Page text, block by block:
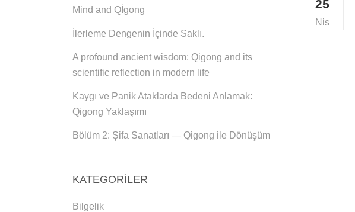
Mind and Qİgong
İlerleme Dengenin İçinde Saklı.
A profound ancient wisdom: Qigong and its
scientific reflection in modern life
Kaygı ve Panik Ataklarda Bedeni Anlamak:
Qigong Yaklaşımı
Bölüm 2: Şifa Sanatları — Qigong ile Dönüşüm
KATEGORILER
Bilgelik
25
Nis